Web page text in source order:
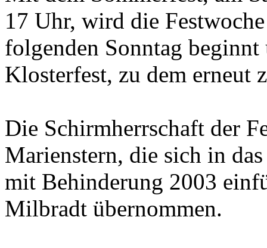
17 Uhr, wird die
folgenden Sonntag
Klosterfest, zu dem erneut
Die Schirmherrschaft der
Marienstern, die sich in
mit Behinderung 2003
Milbradt übernommen.